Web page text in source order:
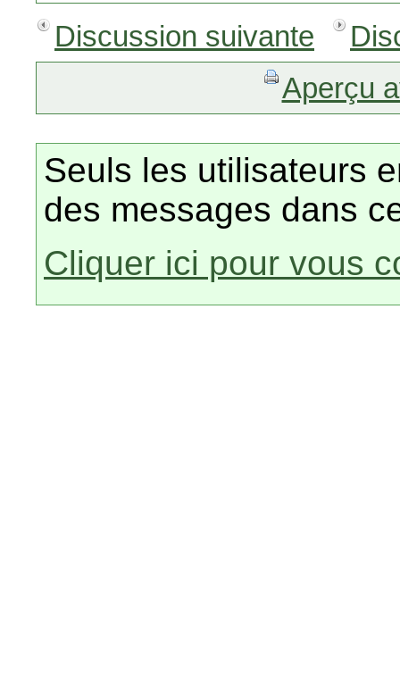
Discussion suivante
Aperçu
Seuls les utilisateurs
des messages dans
Cliquer ici pour vous